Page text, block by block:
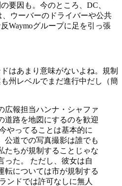
要因も。今のところ、DC、
ウーバーのドライバーや公共
Waymoグループに足を引っ張
はあまり意味がないよね。規制
州レベルでまだ進行中だし（簡
広報担当ハンナ・シャファ
道路を地図にするのを歓迎
やってることは基本的に
公道での写真撮影は誰でも
たちが規制することじゃな
った。 ただし、彼女は自
転については市が規制する
ンドでは許可なしに無人